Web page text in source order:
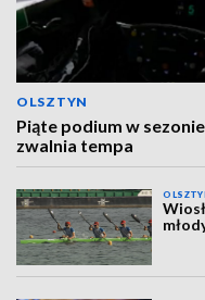
OLSZTYN
Piąte podium w
zwalnia tempa